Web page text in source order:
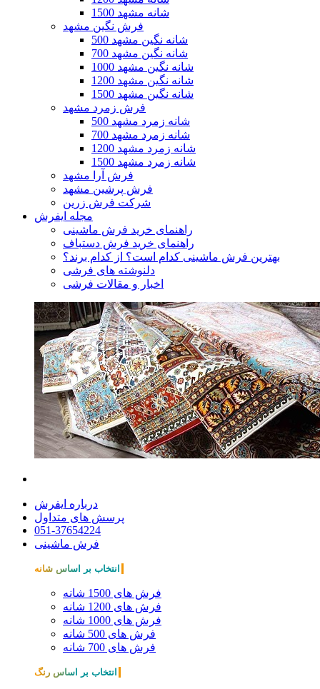
1500 شانه مشهد
فرش نگین مشهد
500 شانه نگین مشهد
700 شانه نگین مشهد
1000 شانه نگین مشهد
1200 شانه نگین مشهد
1500 شانه نگین مشهد
فرش زمرد مشهد
500 شانه زمرد مشهد
700 شانه زمرد مشهد
1200 شانه زمرد مشهد
1500 شانه زمرد مشهد
فرش آرا مشهد
فرش پرشین مشهد
شرکت فرش زرین
مجله ایفرش
راهنمای خرید فرش ماشینی
راهنمای خرید فرش دستباف
بهترین فرش ماشینی کدام است؟ از کدام برند؟
دلنوشته های فرشی
اخبار و مقالات فرشی
درباره ایفرش
پرسش های متداول
051-37654224
فرش ماشینی
انتخاب بر اساس شانه
فرش های 1500 شانه
فرش های 1200 شانه
فرش های 1000 شانه
فرش های 500 شانه
فرش های 700 شانه
انتخاب بر اساس رنگ